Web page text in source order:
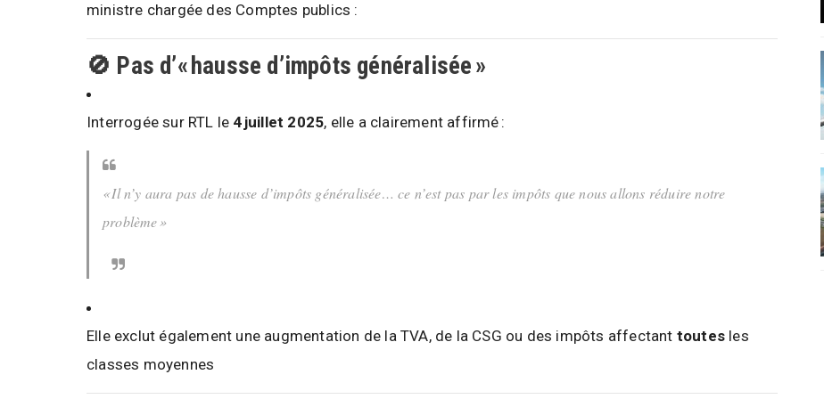
ministre chargée des Comptes publics :
🚫 Pas d’« hausse d’impôts généralisée »
Interrogée sur RTL le 4 juillet 2025, elle a clairement affirmé :
« Il n’y aura pas de hausse d’impôts généralisée… ce n’est pas par les impôts que nous allons réduire notre
problème »
Elle exclut également une augmentation de la TVA, de la CSG ou des impôts affectant toutes les
classes moyennes